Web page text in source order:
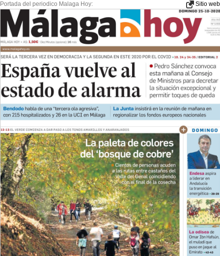
Portada del periodico Malaga Hoy: Sitio web